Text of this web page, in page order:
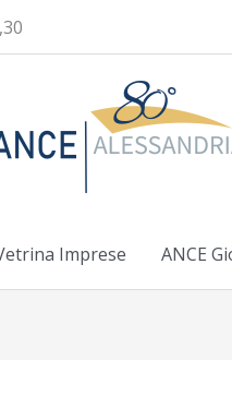
Imprese ANCE